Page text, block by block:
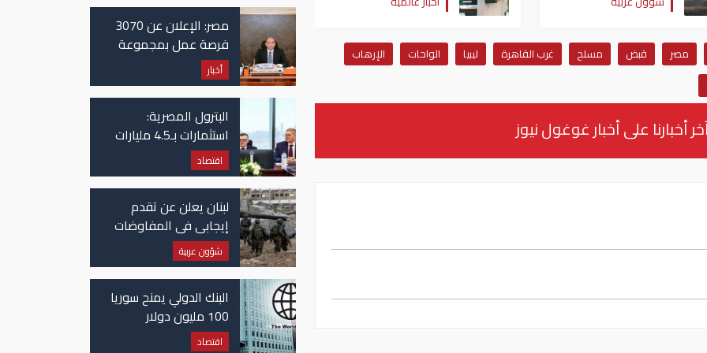
بالسعودية
جميعا
مصر قبض مسلح غرب القاهرة ليبيا الواحات
الإرهاب
أخبارنا على أخبار غوغول نيوز
مصر: الإعلان عن 3070
فرصة عمل بمجموعة
طلعت مصطفى
أخبار
البترول المصرية:
استثمارات بـ4.5 مليارات
دولار لزيادة الإنتاج
المحلي وتقليل الاستيراد
اقتصاد
لبنان يعلن عن تقدم
إيجابي في المفاوضات
مع إسرائيل.. وأمريكا
تضغط لوقف النار في
غزة
شؤون عربية
البنك الدولي يمنح سوريا
100 مليون دولار
اقتصاد